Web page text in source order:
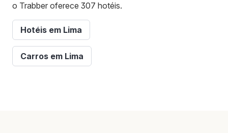
o Trabber oferece 307 hotéis.
Hotéis em Lima
Carros em Lima